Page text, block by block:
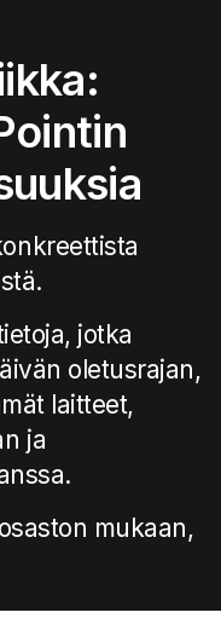
jotka
oletusrajan,
laitteet,
ja
mukaan,